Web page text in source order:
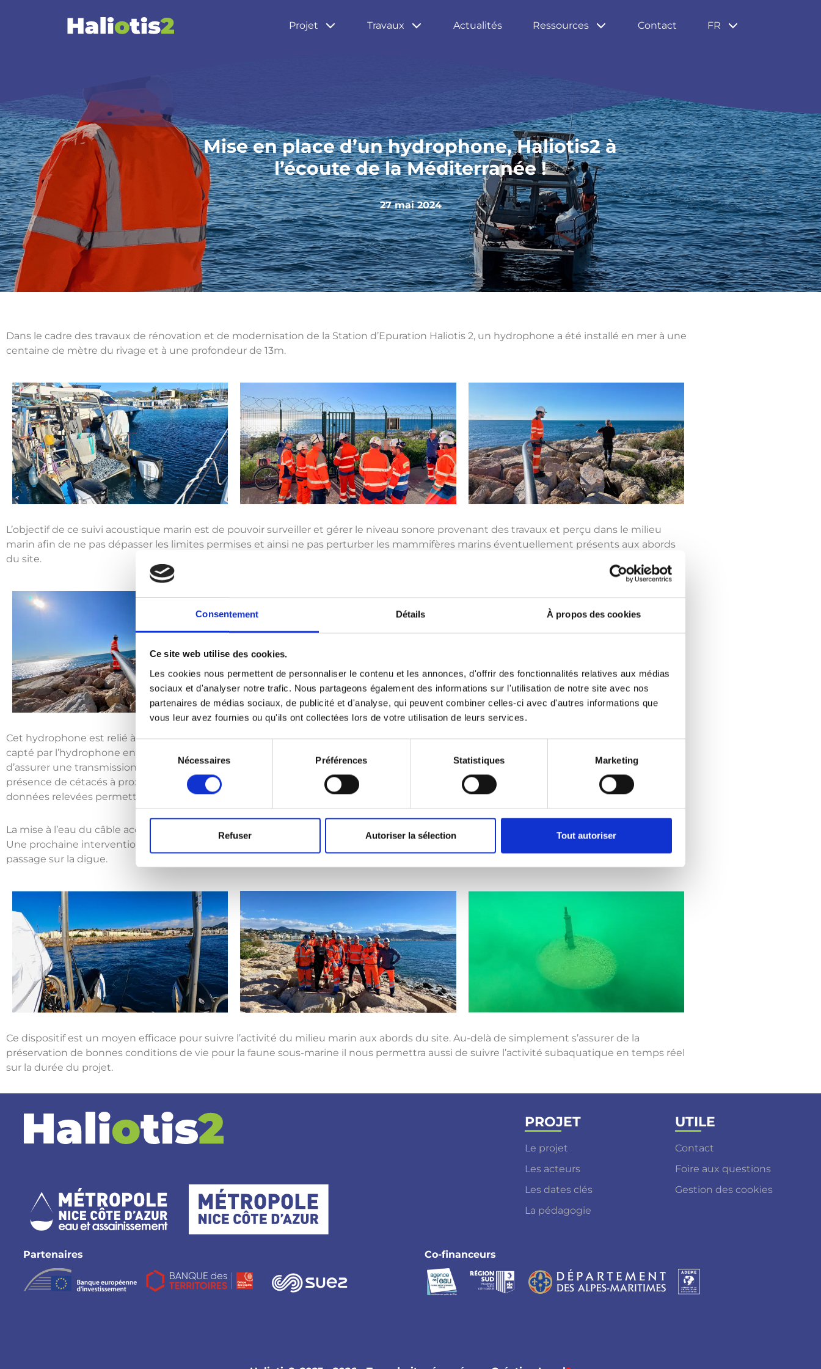
Consentement Détails À propos des cookies
Ce site web utilise des cookies.
Les cookies nous permettent de personnaliser le contenu et les annonces, d'offrir des fonctionnalités relatives aux médias
sociaux et d'analyser notre trafic. Nous partageons également des informations sur l'utilisation de notre site avec nos
partenaires de médias sociaux, de publicité et d'analyse, qui peuvent combiner celles-ci avec d'autres informations que
vous leur avez fournies ou qu'ils ont collectées lors de votre utilisation de leurs services.
consentement
Nécessaires Préférences Statistiques Marketing
Refuser Autoriser la sélection Tout autoriser
Projet Travaux Actualités Ressources Contact FR
Mise en place d’un hydrophone, Haliotis2 à
l’écoute de la Méditerranée !
27 mai 2024
Dans le cadre des travaux de rénovation et de modernisation de la Station d’Epuration Haliotis 2, un hydrophone a été installé en mer à une
centaine de mètre du rivage et à une profondeur de 13m.
L’objectif de ce suivi acoustique marin est de pouvoir surveiller et gérer le niveau sonore provenant des travaux et perçu dans le milieu
marin afin de ne pas dépasser les limites permises et ainsi ne pas perturber les mammifères marins éventuellement présents aux abords
du site.
Cet hydrophone est relié à une station d’écoute installée sur le site. Cette station est chargée de traduire en continu le paysage sonore
capté par l’hydrophone en informations accessibles sur une application professionnelle dédiée. Cette station est également chargée
d’assurer une transmission et un suivi en continu, une alerte en cas d’émission sonore excessive par le chantier, une alerte en cas de
présence de cétacés à proximité du chantier (pour évaluer le besoin de dispositions éventuelles de protection de ces derniers) et enfin les
données relevées permettront d’établir un rapport annuel de bilan des mesures, alarmes et actions associées.
La mise à l’eau du câble acoustique n’aurait pu être possible sans l’aide précieuse des équipes de maintenance de la station d’épuration.
Une prochaine intervention de visite de contrôle est prévue pour juin 2024 afin de vérifier l’ensemble du dispositif, sa tenue en mer et le
passage sur la digue.
Ce dispositif est un moyen efficace pour suivre l’activité du milieu marin aux abords du site. Au-delà de simplement s’assurer de la
préservation de bonnes conditions de vie pour la faune sous-marine il nous permettra aussi de suivre l’activité subaquatique en temps réel
sur la durée du projet.
PROJET
Le projet
Les acteurs
Les dates clés
La pédagogie
UTILE
Contact
Foire aux questions
Gestion des cookies
Partenaires Co-financeurs